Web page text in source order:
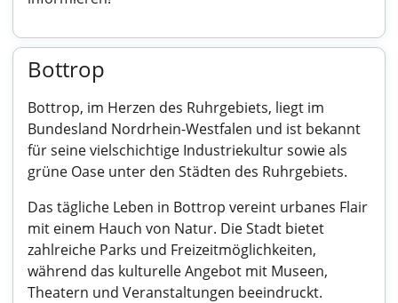
Bottrop
Bottrop, im Herzen des Ruhrgebiets, liegt im
Bundesland Nordrhein-Westfalen und ist bekannt
für seine vielschichtige Industriekultur sowie als
grüne Oase unter den Städten des Ruhrgebiets.
Das tägliche Leben in Bottrop vereint urbanes Flair
mit einem Hauch von Natur. Die Stadt bietet
zahlreiche Parks und Freizeitmöglichkeiten,
während das kulturelle Angebot mit Museen,
Theatern und Veranstaltungen beeindruckt.